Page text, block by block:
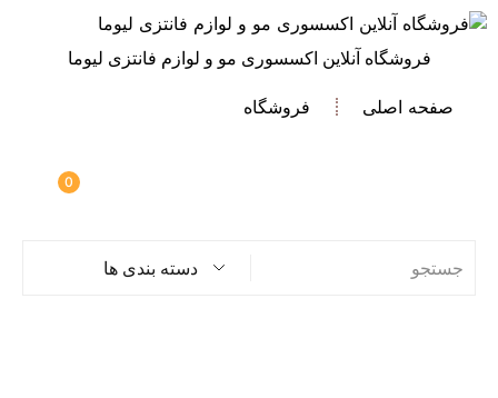
فروشگاه آنلاین اکسسوری مو و لوازم فانتزی لیوما
صفحه اصلی فروشگاه
0
دسته بندی ها